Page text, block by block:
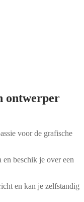
ontwerper
voor de grafische
beschik je over een
en kan je zelfstandig